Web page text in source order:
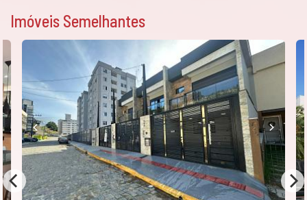
Imóveis Semelhantes